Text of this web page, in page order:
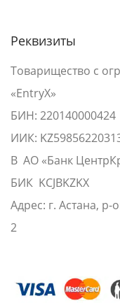
Реквизиты
Товарищество с
«EntryX»
БИН: 220140000424
ИИК:
В АО «Банк
БИК KCJBKZKX
Адрес: г. Астана,
2